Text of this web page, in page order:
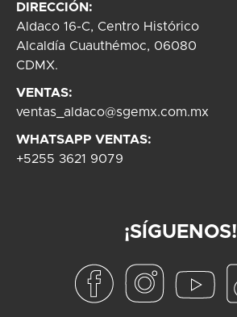
DIRECCIÓN:
Aldaco 16-C, Centro Histórico
Alcaldía Cuauthémoc, 06080
CDMX.
VENTAS:
ventas_aldaco@sgemx.com.mx
WHATSAPP VENTAS:
+5255 3621 9079
¡SÍGUENOS!